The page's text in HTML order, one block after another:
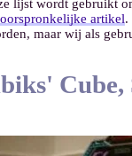
lijst wordt gebruikt
oorspronkelijke artikel.
maar wij als
Cube,